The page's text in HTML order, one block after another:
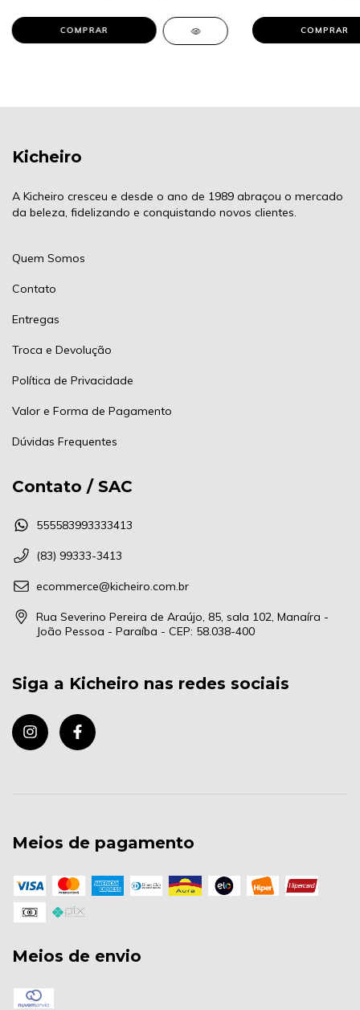
Kicheiro
A Kicheiro cresceu e desde o ano de 1989 abraçou o mercado
da beleza, fidelizando e conquistando novos clientes.
Quem Somos
Contato
Entregas
Troca e Devolução
Política de Privacidade
Valor e Forma de Pagamento
Dúvidas Frequentes
Contato / SAC
555583993333413
(83) 99333-3413
ecommerce@kicheiro.com.br
Rua Severino Pereira de Araújo, 85, sala 102, Manaíra -
João Pessoa - Paraíba - CEP: 58.038-400
Siga a Kicheiro nas redes sociais
Meios de pagamento
Meios de envio